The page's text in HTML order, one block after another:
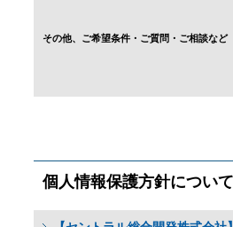
その他、ご希望条件・ ご質問・ご相談など
個人情報保護方針について